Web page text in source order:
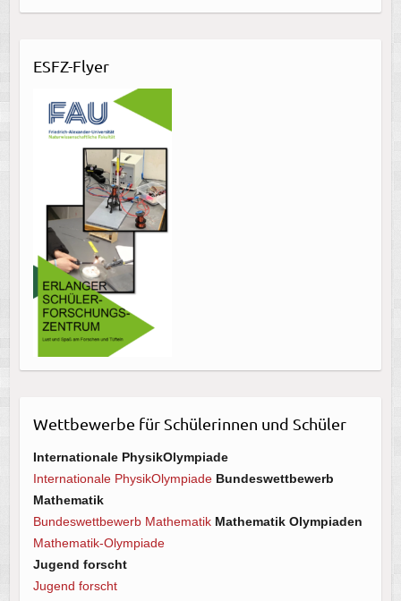
ESFZ-Flyer
Wettbewerbe für Schülerinnen und Schüler
Internationale PhysikOlympiade
Internationale PhysikOlympiade Bundeswettbewerb
Mathematik
Bundeswettbewerb Mathematik Mathematik Olympiaden
Mathematik-Olympiade
Jugend forscht
Jugend forscht